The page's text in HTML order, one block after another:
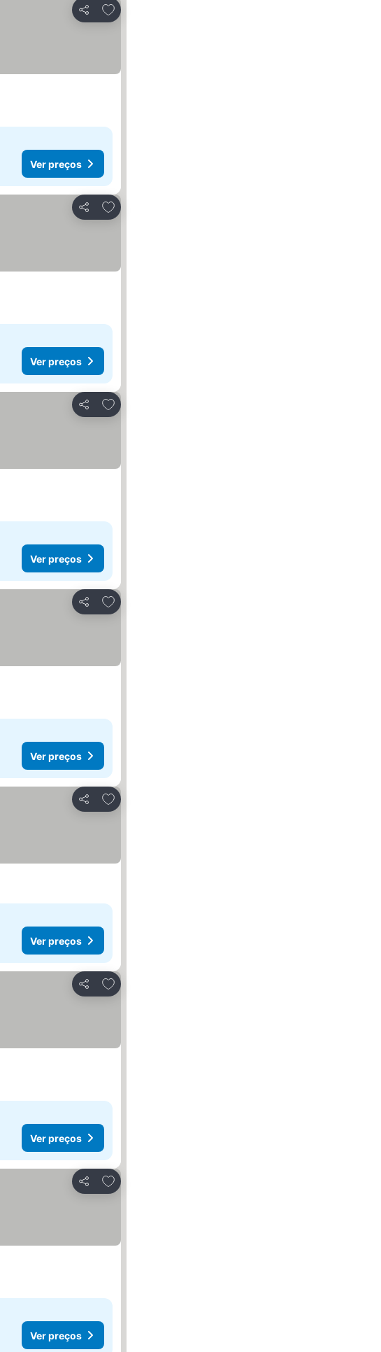
Partilhar
Adicionar aos favoritos
Ver preços
Partilhar
Adicionar aos favoritos
Ver preços
Partilhar
Adicionar aos favoritos
Ver preços
Partilhar
Adicionar aos favoritos
Ver preços
Partilhar
Adicionar aos favoritos
Ver preços
Partilhar
Adicionar aos favoritos
Ver preços
Partilhar
Adicionar aos favoritos
Ver preços